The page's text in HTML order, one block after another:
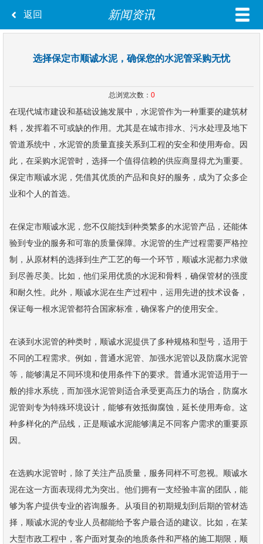
返回 新闻资讯
选择保定市顺诚水泥，确保您的水泥管采购无忧
总浏览次数： 0
在现代城市建设和基础设施发展中，水泥管作为一种重要的建筑材
料，发挥着不可或缺的作用。尤其是在城市排水、污水处理及地下
管道系统中，水泥管的质量直接关系到工程的安全和使用寿命。因
此，在采购水泥管时，选择一个值得信赖的供应商显得尤为重要。
保定市顺诚水泥，凭借其优质的产品和良好的服务，成为了众多企
业和个人的首选。
在保定市顺诚水泥，您不仅能找到种类繁多的水泥管产品，还能体
验到专业的服务和可靠的质量保障。水泥管的生产过程需要严格控
制，从原材料的选择到生产工艺的每一个环节，顺诚水泥都力求做
到尽善尽美。比如，他们采用优质的水泥和骨料，确保管材的强度
和耐久性。此外，顺诚水泥在生产过程中，运用先进的技术设备，
保证每一根水泥管都符合国家标准，确保客户的使用安全。
在谈到水泥管的种类时，顺诚水泥提供了多种规格和型号，适用于
不同的工程需求。例如，普通水泥管、加强水泥管以及防腐水泥管
等，能够满足不同环境和使用条件下的要求。普通水泥管适用于一
般的排水系统，而加强水泥管则适合承受更高压力的场合，防腐水
泥管则专为特殊环境设计，能够有效抵御腐蚀，延长使用寿命。这
种多样化的产品线，正是顺诚水泥能够满足不同客户需求的重要原
因。
在选购水泥管时，除了关注产品质量，服务同样不可忽视。顺诚水
泥在这一方面表现得尤为突出。他们拥有一支经验丰富的团队，能
够为客户提供专业的咨询服务。从项目的初期规划到后期的管材选
择，顺诚水泥的专业人员都能给予客户最合适的建议。比如，在某
大型市政工程中，客户面对复杂的地质条件和严格的施工期限，顺